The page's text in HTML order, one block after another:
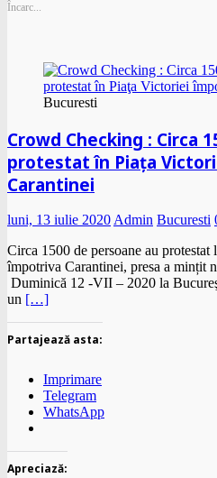
Încarc...
Bucuresti
Crowd Checking : Circa
protestat în Piaţa
Carantinei
luni, 13 iulie 2020Admin Bucuresti
Circa 1500 de persoane au
împotriva Carantinei, presa a mințit
Duminică 12 -VII – 2020 la
un […]
Partajează asta:
Imprimare
Telegram
WhatsApp
Apreciază: